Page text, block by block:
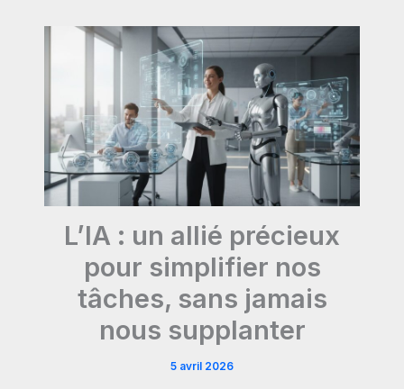
L’IA : un allié précieux
pour simplifier nos
tâches, sans jamais
nous supplanter
5 avril 2026